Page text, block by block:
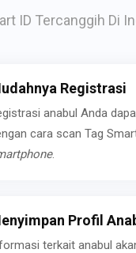
ID Tercanggih Di
Registrasi
anabul Anda
cara scan Tag
.
Profil
terkait anabul